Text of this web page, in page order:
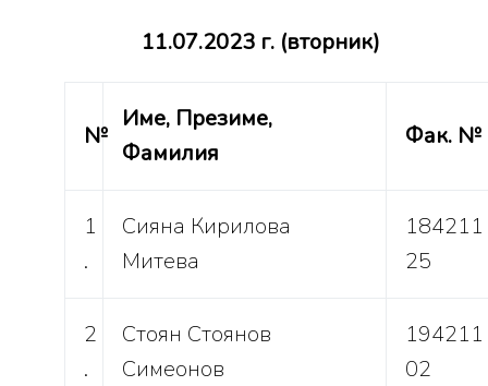
11.07.2023 г. (вторник)
№
Име, Презиме,
Фамилия
Фак. №
1
.
Сияна Кирилова
Митева
184211
25
2
.
Стоян Стоянов
Симеонов
194211
02